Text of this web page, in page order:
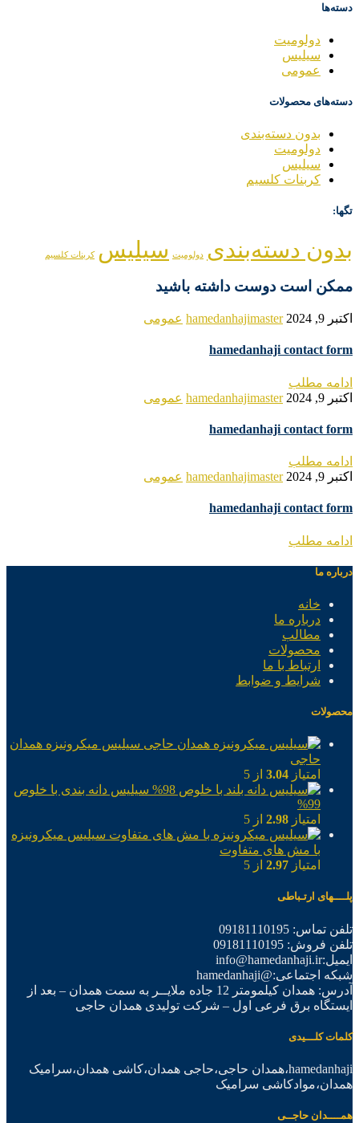
دسته‌ها
دولومیت
سیلیس
عمومی
دسته‌های محصولات
بدون دسته‌بندی
دولومیت
سیلیس
کربنات کلسیم
تگها:
بدون دسته‌بندی دولومیت سیلیس کربنات کلسیم
ممکن است دوست داشته باشید
اکتبر 9, 2024 hamedanhajimaster عمومی
hamedanhaji contact form
ادامه مطلب
اکتبر 9, 2024
hamedanhajimaster عمومی
hamedanhaji contact form
ادامه مطلب
اکتبر 9, 2024
hamedanhajimaster عمومی
hamedanhaji contact form
ادامه مطلب
درباره ما
خانه
درباره ما
مطالب
محصولات
ارتباط با ما
شرایط و ضوابط
محصولات
سیلیس میکرونیزه همدان
حاجی
امتیاز 3.04 از 5
سیلیس دانه بندی با خلوص
99%
امتیاز 2.98 از 5
سیلیس میکرونیزه
با مش های متفاوت
امتیاز 2.97 از 5
پلــــهای ارتـباطی
تلفن تماس: 09181110195
تلفن فروش: 09181110195
ایمیل:info@hamedanhaji.ir
شبکه اجتماعی:@hamedanhaji
آدرس: همدان کیلمومتر 12 جاده ملایــر به سمت همدان – بعد از
ایستگاه برق فرعی اول – شرکت تولیدی همدان حاجی
کلمات کلـــیدی
hamedanhaji،همدان حاجی،حاجی همدان،کاشی همدان،سرامیک
همدان،موادکاشی سرامیک
همــــدان حاجــی